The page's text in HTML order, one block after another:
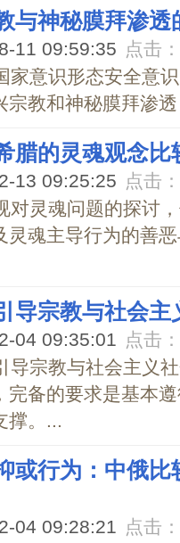
与神秘膜拜渗透
11 09:59:35 点击：
家意识形态安全意
宗教和神秘膜拜渗
腊的灵魂观念比
13 09:25:25 点击：
对灵魂问题的探讨
灵魂主导行为的善
导宗教与社会
04 09:35:01 点击：
导宗教与社会主义
完备的要求是基本
撑。...
或行为：中俄
04 09:28:21 点击：